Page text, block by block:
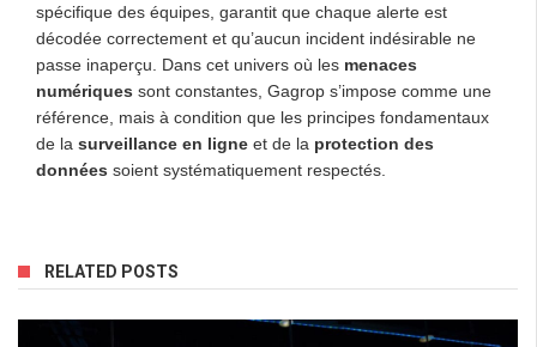
spécifique des équipes, garantit que chaque alerte est
décodée correctement et qu’aucun incident indésirable ne
passe inaperçu. Dans cet univers où les menaces
numériques sont constantes, Gagrop s’impose comme une
référence, mais à condition que les principes fondamentaux
de la surveillance en ligne et de la protection des
données soient systématiquement respectés.
RELATED POSTS